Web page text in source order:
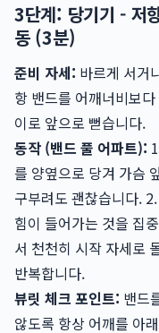
3단계: 당기기 - 저
동 (3분)
준비 자세: 바르게 서거
항 밴드를 어깨너비보
이로 앞으로 뻗습니다.
동작 (밴드 풀 어파트):
를 양옆으로 당겨 가슴
구부려도 괜찮습니다.
힘이 들어가는 것을 집
서 천천히 시작 자세로
반복합니다.
뷰릿 체크 포인트: 밴드
않도록 항상 어깨를 아